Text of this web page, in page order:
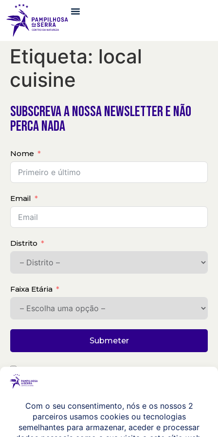
Etiqueta: local
cuisine
subscreva a nossa newsletter e não
perca nada
Nome
Email
Distrito
Faixa Etária
Submeter
Ao subscrever a nossa newsletter está a aceitar a
Política de Privacidade